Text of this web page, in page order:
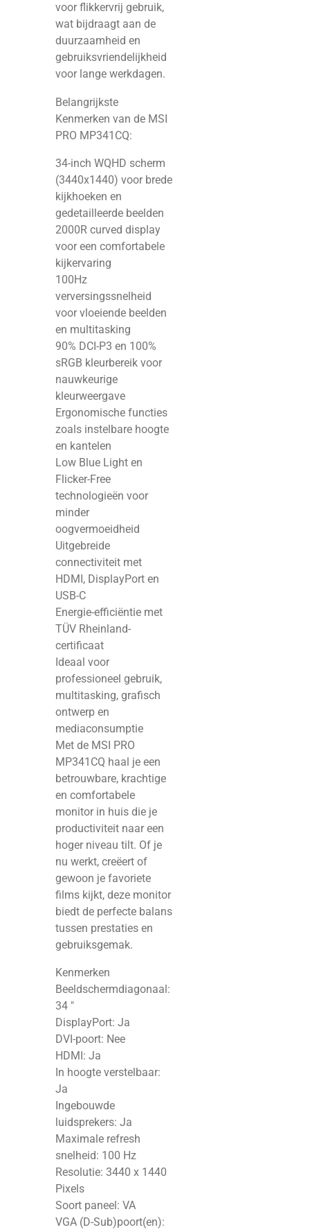
voor flikkervrij gebruik,
wat bijdraagt aan de
duurzaamheid en
gebruiksvriendelijkheid
voor lange werkdagen.
Belangrijkste
Kenmerken van de MSI
PRO MP341CQ:
34-inch WQHD scherm
(3440x1440) voor brede
kijkhoeken en
gedetailleerde beelden
2000R curved display
voor een comfortabele
kijkervaring
100Hz
verversingssnelheid
voor vloeiende beelden
en multitasking
90% DCI-P3 en 100%
sRGB kleurbereik voor
nauwkeurige
kleurweergave
Ergonomische functies
zoals instelbare hoogte
en kantelen
Low Blue Light en
Flicker-Free
technologieën voor
minder
oogvermoeidheid
Uitgebreide
connectiviteit met
HDMI, DisplayPort en
USB-C
Energie-efficiëntie met
TÜV Rheinland-
certificaat
Ideaal voor
professioneel gebruik,
multitasking, grafisch
ontwerp en
mediaconsumptie
Met de MSI PRO
MP341CQ haal je een
betrouwbare, krachtige
en comfortabele
monitor in huis die je
productiviteit naar een
hoger niveau tilt. Of je
nu werkt, creëert of
gewoon je favoriete
films kijkt, deze monitor
biedt de perfecte balans
tussen prestaties en
gebruiksgemak.
Kenmerken
Beeldschermdiagonaal:
34 "
DisplayPort: Ja
DVI-poort: Nee
HDMI: Ja
In hoogte verstelbaar:
Ja
Ingebouwde
luidsprekers: Ja
Maximale refresh
snelheid: 100 Hz
Resolutie: 3440 x 1440
Pixels
Soort paneel: VA
VGA (D-Sub)poort(en):